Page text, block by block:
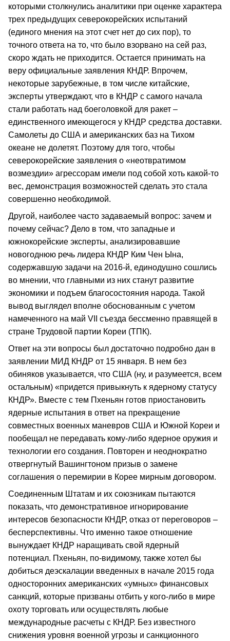
которыми столкнулись аналитики при оценке характера
трех предыдущих северокорейских испытаний
(единого мнения на этот счет нет до сих пор), то
точного ответа на то, что было взорвано на сей раз,
скоро ждать не приходится. Остается принимать на
веру официальные заявления КНДР. Впрочем,
некоторые зарубежные, в том числе китайские,
эксперты утверждают, что в КНДР с самого начала
стали работать над боеголовкой для ракет –
единственного имеющегося у КНДР средства доставки.
Самолеты до США и американских баз на Тихом
океане не долетят. Поэтому для того, чтобы
северокорейские заявления о «неотвратимом
возмездии» агрессорам имели под собой хоть какой-то
вес, демонстрация возможностей сделать это стала
совершенно необходимой.
Другой, наиболее часто задаваемый вопрос: зачем и
почему сейчас? Дело в том, что западные и
южнокорейские эксперты, анализировавшие
новогоднюю речь лидера КНДР Ким Чен Ына,
содержавшую задачи на 2016-й, единодушно сошлись
во мнении, что главными из них станут развитие
экономики и подъем благосостояния народа. Такой
вывод выглядел вполне обоснованным с учетом
намеченного на май VII съезда бессменно правящей в
стране Трудовой партии Кореи (ТПК).
Ответ на эти вопросы был достаточно подробно дан в
заявлении МИД КНДР от 15 января. В нем без
обиняков указывается, что США (ну, и разумеется, всем
остальным) «придется привыкнуть к ядерному статусу
КНДР». Вместе с тем Пхеньян готов приостановить
ядерные испытания в ответ на прекращение
совместных военных маневров США и Южной Кореи и
пообещал не передавать кому-либо ядерное оружия и
технологии его создания. Повторен и неоднократно
отвергнутый Вашингтоном призыв о замене
соглашения о перемирии в Корее мирным договором.
Соединенным Штатам и их союзникам пытаются
показать, что демонстративное игнорирование
интересов безопасности КНДР, отказ от переговоров –
бесперспективны. Что именно такое отношение
вынуждает КНДР наращивать свой ядерный
потенциал. Пхеньян, по-видимому, также хотел бы
добиться деэскалации введенных в начале 2015 года
односторонних американских «умных» финансовых
санкций, которые призваны отбить у кого-либо в мире
охоту торговать или осуществлять любые
международные расчеты с КНДР. Без известного
снижения уровня военной угрозы и санкционного